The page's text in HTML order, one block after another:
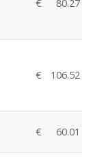
€ 80.27
€ 106.52
€ 60.01